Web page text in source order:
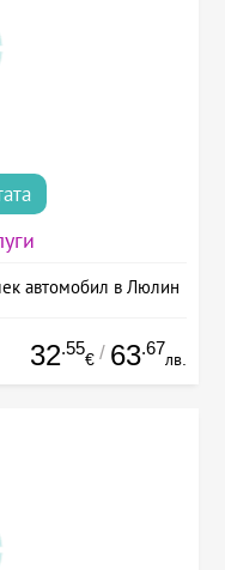
автомобил в Люлин
32.55
€ / 63.67
лв.